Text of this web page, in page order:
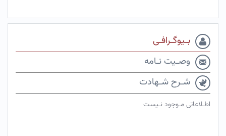
بـیوگـرافـی
وصـیت نـامه
شـرح شـهادت
اطـلاعاتی مـوجود نـیست